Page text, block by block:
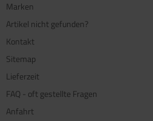
Marken
Artikel nicht gefunden?
Kontakt
Sitemap
Lieferzeit
FAQ - oft gestellte Fragen
Anfahrt